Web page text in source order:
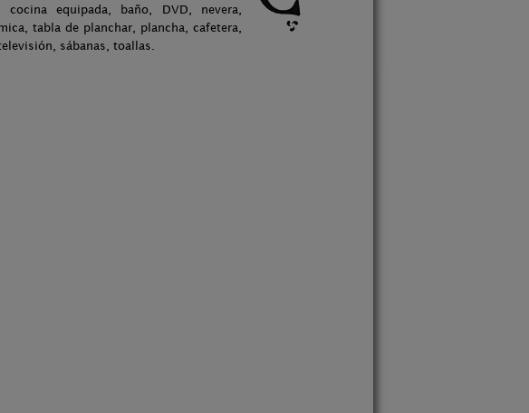
cocina equipada, baño, DVD, nevera,
tabla de planchar, plancha, cafetera,
sábanas, toallas.